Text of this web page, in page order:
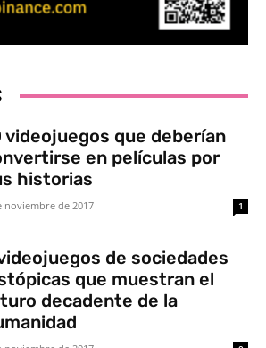
videojuegos que deberían
en películas por
historias
noviembre de 2017 1
de sociedades
que muestran el
decadente de la